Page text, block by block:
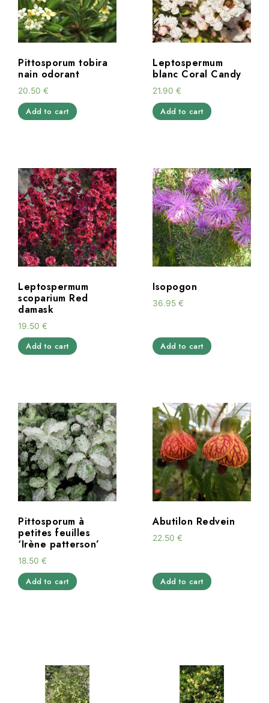
Pittosporum tobira
nain odorant
20.50 €
Add to cart
Leptospermum
blanc Coral Candy
21.90 €
Add to cart
Leptospermum
scoparium Red
damask
19.50 €
Add to cart
Isopogon
36.95 €
Add to cart
Pittosporum à
petites feuilles
‘Irène patterson’
18.50 €
Add to cart
Abutilon Redvein
22.50 €
Add to cart